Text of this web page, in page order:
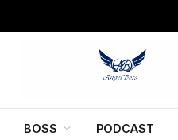
BOSS PODCAST